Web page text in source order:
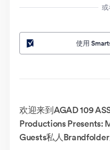
或
使用
欢迎来到AGAD 109
Productions Presents:
Guests私人Brandfolder